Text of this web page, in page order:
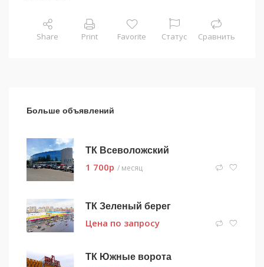
Share Print Favorite Статус Сравнить
Больше объявлений
ТК Всеволожский
1 700p / месяц
ТК Зеленый берег
Цена по запросу
ТК Южные ворота